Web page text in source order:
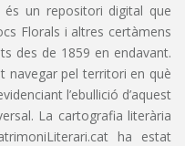
és un repositori digital que
Florals i altres certàmens
des de 1859 en endavant.
navegar pel territori en què
l’ebullició d’aquest
La cartografia literària
ha estat